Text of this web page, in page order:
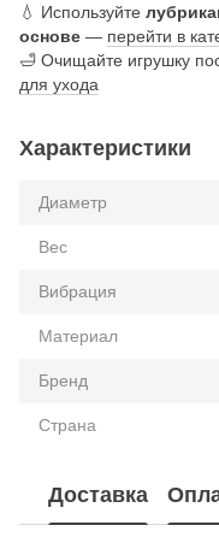
💧 Используйте
основе — перейти в
🛁 Очищайте игрушку
для ухода
Характеристики
Диаметр
Вес
Вибрация
Материал
Бренд
Страна
Доставка